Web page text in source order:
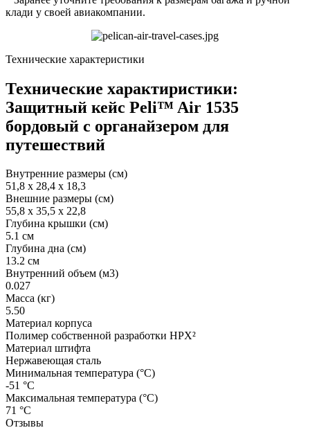
клади у своей авиакомпании.
Технические характеристики
Технические характиристики:
Защитный кейс Peli™ Air 1535
бордовый с органайзером для
путешествий
Внутренние размеры (см)
51,8 x 28,4 x 18,3
Внешние размеры (см)
55,8 x 35,5 x 22,8
Глубина крышки (см)
5.1 см
Глубина дна (см)
13.2 см
Внутренний объем (м3)
0.027
Масса (кг)
5.50
Материал корпуса
Полимер собственной разработки HPX²
Материал штифта
Нержавеющая сталь
Минимальная температура (°C)
-51 °C
Максимальная температура (°C)
71 °C
Отзывы